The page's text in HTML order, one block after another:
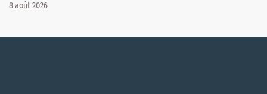
8 août 2026